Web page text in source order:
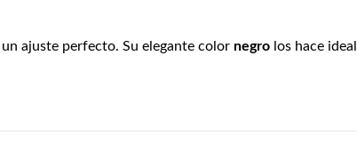
un ajuste perfecto. Su elegante color negro los hace